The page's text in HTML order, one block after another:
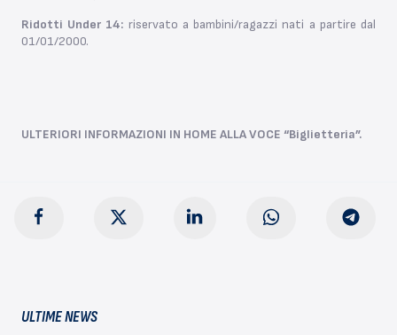
Ridotti Under 14: riservato a bambini/ragazzi nati a partire dal
01/01/2000.
ULTERIORI INFORMAZIONI IN HOME ALLA VOCE “Biglietteria”.
ULTIME NEWS